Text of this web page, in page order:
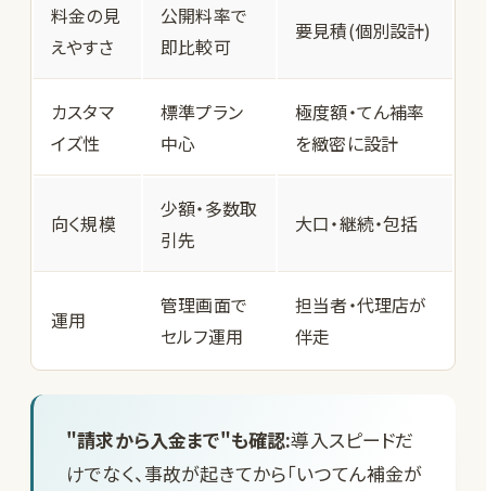
料金の見
えやすさ
公開料率で
即比較可
要見積(個別設計)
カスタマ
イズ性
標準プラン
中心
極度額・てん補率
を緻密に設計
向く規模
少額・多数取
引先
大口・継続・包括
運用
管理画面で
セルフ運用
担当者・代理店が
伴走
"請求から入金まで"も確認:導入スピードだ
けでなく、事故が起きてから「いつてん補金が